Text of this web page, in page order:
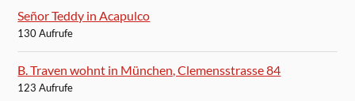
Señor Teddy in Acapulco
130 Aufrufe
B. Traven wohnt in München, Clemensstrasse 84
123 Aufrufe